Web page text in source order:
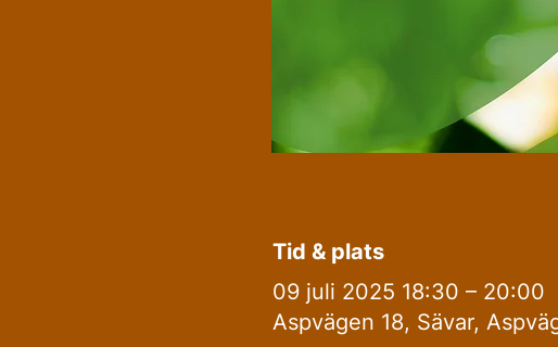
Tid & plats
09 juli 2025 18:30 – 20:00
Aspvägen 18, Sävar,